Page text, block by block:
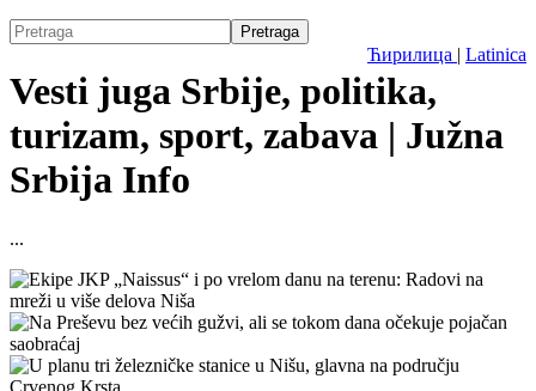
Ћирилица | Latinica
Vesti juga Srbije, politika,
turizam, sport, zabava | Južna
Srbija Info
...